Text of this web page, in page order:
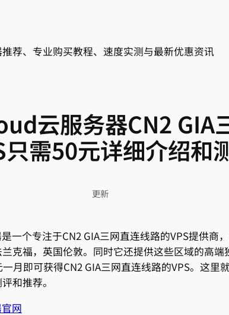
荐、专业购买教程、速度实测与最新优惠资讯
云服务器CN2 GIA
只需50元详细介绍和
更新
一个专注于CN2 GIA三网直连线路的VPS提供商
克福，英国伦敦。同时它还提供这些区域的高
月即可获得CN2 GIA三网直连线路的VPS。这里
和推荐。
网